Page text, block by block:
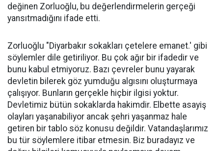
değinen Zorluoğlu, bu değerlendirmelerin gerçeği
yansıtmadığını ifade etti.
Zorluoğlu "Diyarbakır sokakları çetelere emanet.' gibi
söylemler dile getiriliyor. Bu çok ağır bir ifadedir ve
bunu kabul etmiyoruz. Bazı çevreler bunu yayarak
devletin bilerek göz yumduğu algısını oluşturmaya
çalışıyor. Bunların gerçekle hiçbir ilgisi yoktur.
Devletimiz bütün sokaklarda hakimdir. Elbette asayiş
olayları yaşanabiliyor ancak şehri yaşanmaz hale
getiren bir tablo söz konusu değildir. Vatandaşlarımız
bu tür söylemlere itibar etmesin. Biz buradayız ve